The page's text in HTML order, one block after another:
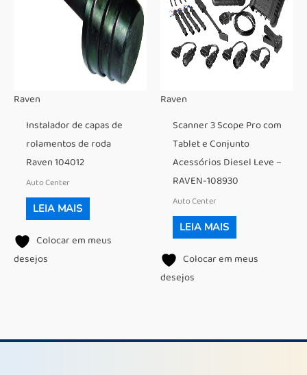
Raven
Instalador de capas de
rolamentos de roda
Raven 104012
Auto Center
LEIA MAIS
Colocar em meus
desejos
Raven
Scanner 3 Scope Pro com
Tablet e Conjunto
Acessórios Diesel Leve –
RAVEN-108930
Auto Center
LEIA MAIS
Colocar em meus
desejos